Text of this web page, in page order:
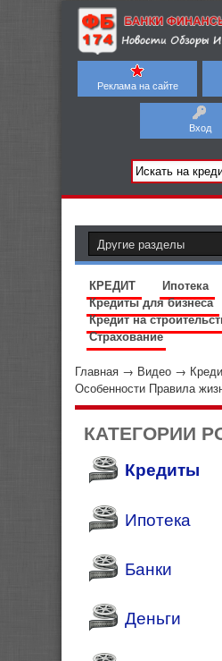
Реклама на сайте
Вход
КРЕДИТ Ипотека
Кредиты для бизнеса
Кредит на
Страхование
Главная → Видео →
Особенности Правила
КАТЕГОРИИ
Кредиты
Ипотека
Банки
Деньги